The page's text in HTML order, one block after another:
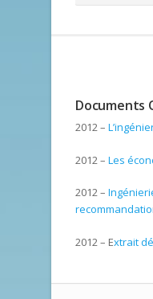
Documents
2012 –
2012 – Les
2012 –
2012 – Extrait